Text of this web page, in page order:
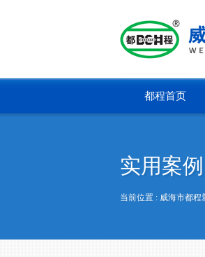
都程首页
实用案例
当前位置 : 威海市都程